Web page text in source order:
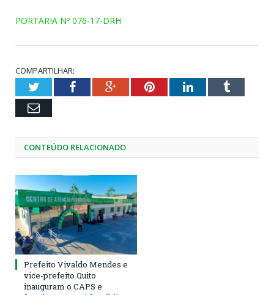
PORTARIA Nº 076-17-DRH
COMPARTILHAR:
TwitterFacebookGoogle+PinterestLinkedInTumblr
Email
CONTEÚDO RELACIONADO
Prefeito Vivaldo Mendes e
vice-prefeito Quito
inauguram o CAPS e